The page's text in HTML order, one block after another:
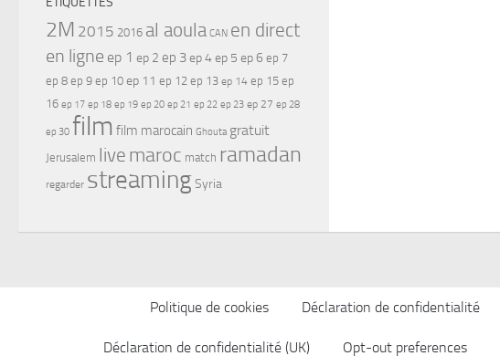
2M 2015 2016 al aoula CAN en direct
en ligne ep 1 ep 2 ep 3ep 4ep 5 ep 6 ep 7
ep 8 ep 9 ep 10 ep 11 ep 12 ep 13 ep 14 ep 15 ep
16 ep 17 ep 18 ep 19 ep 20 ep 21 ep 22 ep 23 ep 27 ep 28
ep 30 film film marocain Ghouta gratuit
Jerusalem live maroc match ramadan
regarder streamingSyria
Politique de cookies Déclaration de confidentialité
Déclaration de confidentialité (UK) Opt-out preferences